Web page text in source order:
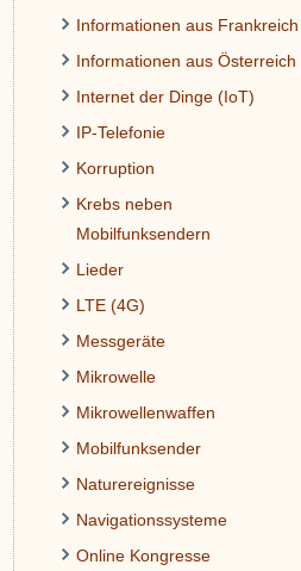
Informationen aus Frankreich
Informationen aus Österreich
Internet der Dinge (IoT)
IP-Telefonie
Korruption
Krebs neben
Mobilfunksendern
Lieder
LTE (4G)
Messgeräte
Mikrowelle
Mikrowellenwaffen
Mobilfunksender
Naturereignisse
Navigationssysteme
Online Kongresse